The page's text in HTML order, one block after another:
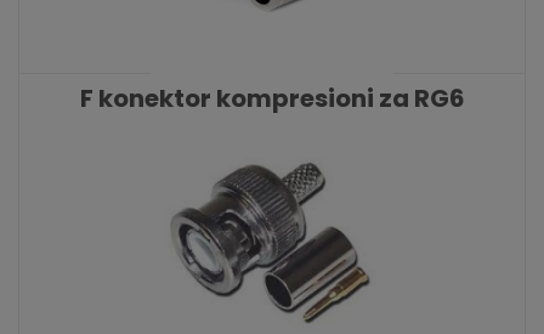
F konektor kompresioni za RG6
KATALOŠKI BROJ: 1625